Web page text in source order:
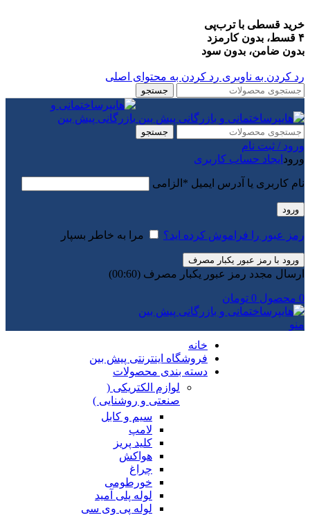
خرید قسطی با ترب‌پی
۴ قسط، بدون کارمزد
بدون ضامن، بدون سود
رد کردن به ناوبری رد کردن به محتوای اصلی
جستجو
جستجو
ورود / ثبت نام
ورود ایجاد حساب کاربری
نام کاربری یا آدرس ایمیل * الزامی
ورود
رمز عبور را فراموش کرده اید؟ مرا به خاطر بسپار
ورود با رمز عبور یکبار مصرف
ارسال مجدد رمز عبور یکبار مصرف (00:
60
)
0 محصول 0 تومان
منو
خانه
فروشگاه اینترنتی پیش بین
دسته بندی محصولات
لوازم الکتریکی (
صنعتی و روشنایی )
سیم و کابل
لامپ
کلید پریز
هواکش
چراغ
خورطومی
لوله پلی آمید
لوله پی وی سی